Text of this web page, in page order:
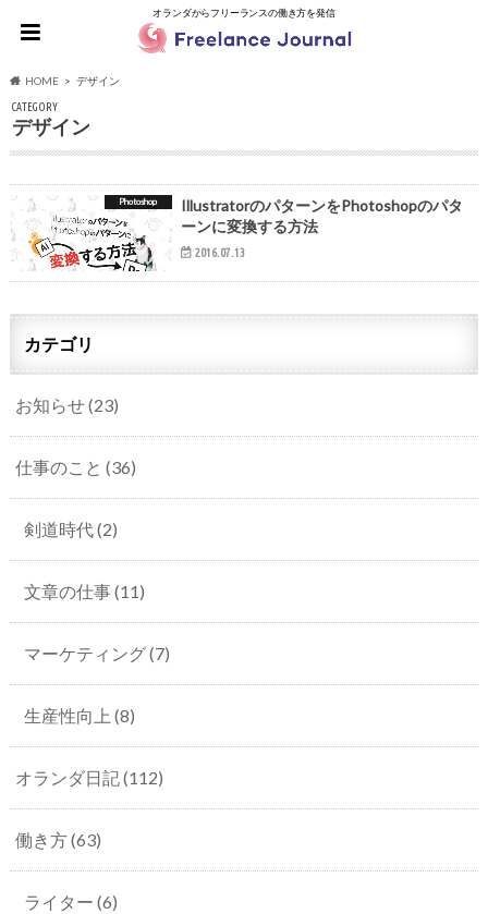
オランダからフリーランスの働き方を発信
HOME デザイン
CATEGORY
デザイン
Photoshop
IllustratorのパターンをPhotoshopのパタ
ーンに変換する方法
2016.07.13
カテゴリ
お知らせ(23)
仕事のこと (36)
剣道時代(2)
文章の仕事(11)
マーケティング(7)
生産性向上 (8)
オランダ日記(112)
働き方(63)
ライター (6)